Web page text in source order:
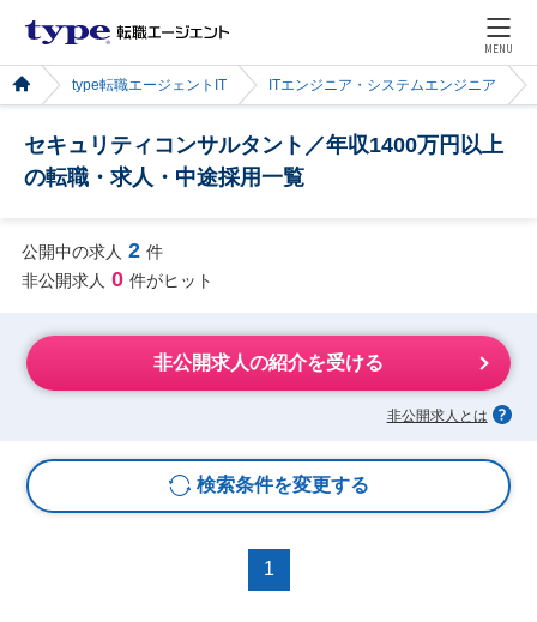
MENU
type転職エージェントIT ITエンジニア・システムエンジニア
セキュリティコンサルタント／年収1400万円以上
の転職・求人・中途採用一覧
公開中の求人 2 件
非公開求人 0 件がヒット
非公開求人の紹介を受ける
非公開求人とは
検索条件を変更する
1